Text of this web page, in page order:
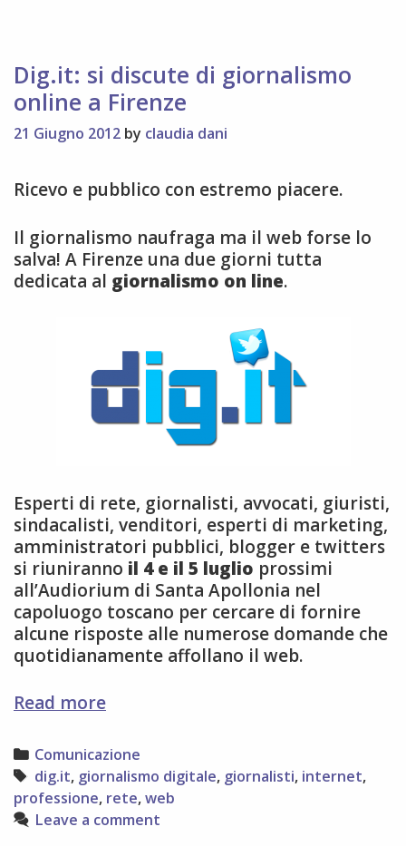
Dig.it: si discute di giornalismo
online a Firenze
21 Giugno 2012 by claudia dani
Ricevo e pubblico con estremo piacere.
Il giornalismo naufraga ma il web forse lo
salva! A Firenze una due giorni tutta
dedicata al giornalismo on line.
Esperti di rete, giornalisti, avvocati, giuristi,
sindacalisti, venditori, esperti di marketing,
amministratori pubblici, blogger e twitters
si riuniranno il 4 e il 5 luglio prossimi
all’Audiorium di Santa Apollonia nel
capoluogo toscano per cercare di fornire
alcune risposte alle numerose domande che
quotidianamente affollano il web.
Read moreDig.it:
discute
di
giornalismo
online
a
Categories
Comunicazione
Tags
dig.it, giornalismo digitale, giornalisti, internet,
professione, rete,web
Leave a comment